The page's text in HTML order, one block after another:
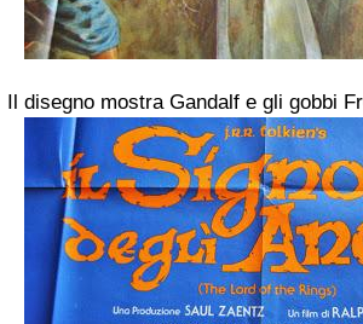
Il disegno mostra Gandalf e gli gobbi